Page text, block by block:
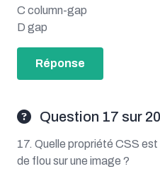
C column-gap
D gap
Réponse
Question 17 sur 20
17. Quelle propriété CSS
de flou sur une image ?